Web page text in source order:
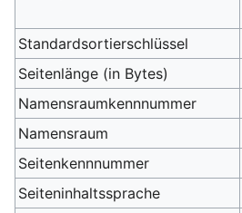
Standardsortierschlüssel
Seitenlänge (in Bytes)
Namensraumkennnummer
Namensraum
Seitenkennnummer
Seiteninhaltssprache